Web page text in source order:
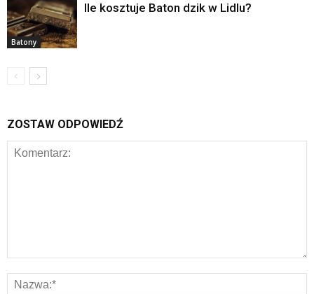
Batony
Ile kosztuje Baton dzik w Lidlu?
ZOSTAW ODPOWIEDŹ